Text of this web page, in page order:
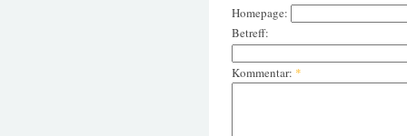
Homepage:
Betreff:
Kommentar: *